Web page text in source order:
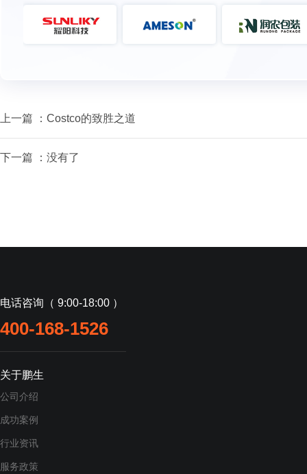
上一篇 ： Costco的致胜之道
下一篇 ：没有了
电话咨询（ 9:00-18:00 ）
400-168-1526
关于鹏生
公司介绍
成功案例
行业资讯
服务政策